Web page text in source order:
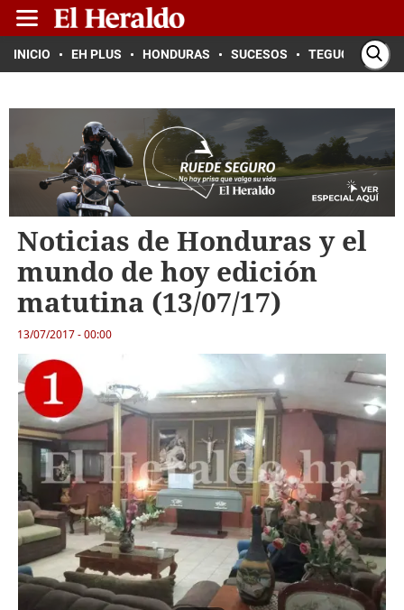
INICIO EH PLUS HONDURAS SUCESOS TEGUCIGALPA
Noticias de Honduras y el
mundo de hoy edición
matutina (13/07/17)
13/07/2017 - 00:00